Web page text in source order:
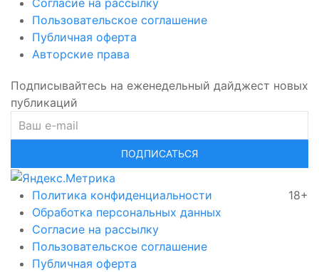
Согласие на рассылку
Пользовательское соглашение
Публичная оферта
Авторские права
Подписывайтесь на еженедельный дайджест новых
публикаций
ПОДПИСАТЬСЯ
Политика конфиденциальности
Обработка персональных данных
Согласие на рассылку
Пользовательское соглашение
Публичная оферта
18+